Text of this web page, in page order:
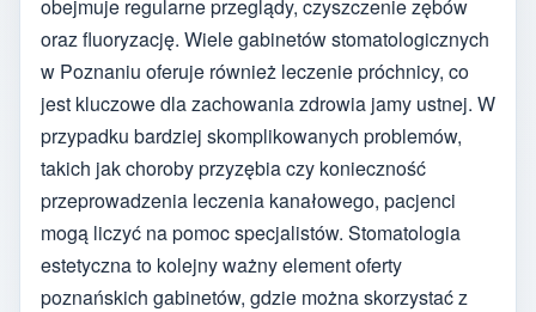
obejmuje regularne przeglądy, czyszczenie zębów
oraz fluoryzację. Wiele gabinetów stomatologicznych
w Poznaniu oferuje również leczenie próchnicy, co
jest kluczowe dla zachowania zdrowia jamy ustnej. W
przypadku bardziej skomplikowanych problemów,
takich jak choroby przyzębia czy konieczność
przeprowadzenia leczenia kanałowego, pacjenci
mogą liczyć na pomoc specjalistów. Stomatologia
estetyczna to kolejny ważny element oferty
poznańskich gabinetów, gdzie można skorzystać z